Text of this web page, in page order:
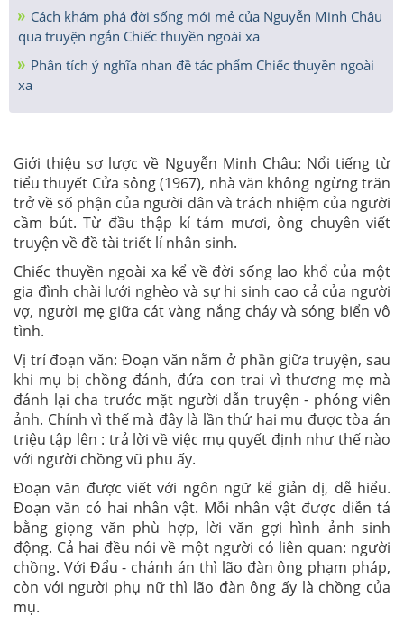
Cách khám phá đời sống mới mẻ của Nguyễn Minh Châu
qua truyện ngắn Chiếc thuyền ngoài xa
Phân tích ý nghĩa nhan đề tác phẩm Chiếc thuyền ngoài
xa
Giới thiệu sơ lược về Nguyễn Minh Châu: Nổi tiếng từ
tiểu thuyết Cửa sông (1967), nhà văn không ngừng trăn
trở về số phận của người dân và trách nhiệm của người
cầm bút. Từ đầu thập kỉ tám mươi, ông chuyên viết
truyện về đề tài triết lí nhân sinh.
Chiếc thuyền ngoài xa kể về đời sống lao khổ của một
gia đình chài lưới nghèo và sự hi sinh cao cả của người
vợ, người mẹ giữa cát vàng nắng cháy và sóng biển vô
tình.
Vị trí đoạn văn: Đoạn văn nằm ở phần giữa truyện, sau
khi mụ bị chồng đánh, đứa con trai vì thương mẹ mà
đánh lại cha trước mặt người dẫn truyện - phóng viên
ảnh. Chính vì thế mà đây là lần thứ hai mụ được tòa án
triệu tập lên : trả lời về việc mụ quyết định như thế nào
với người chồng vũ phu ấy.
Đoạn văn được viết với ngôn ngữ kể giản dị, dễ hiểu.
Đoạn văn có hai nhân vật. Mỗi nhân vật được diễn tả
bằng giọng văn phù hợp, lời văn gợi hình ảnh sinh
động. Cả hai đều nói về một người có liên quan: người
chồng. Với Đẩu - chánh án thì lão đàn ông phạm pháp,
còn với người phụ nữ thì lão đàn ông ấy là chồng của
mụ.